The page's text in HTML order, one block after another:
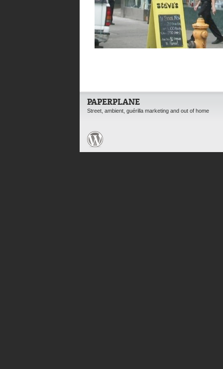
PAPERPLANE
Street, ambient, guérilla marketing and out of home